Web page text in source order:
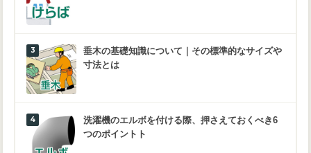
垂木の基礎知識について｜その標準的なサイズや
寸法とは
洗濯機のエルボを付ける際、押さえておくべき6
つのポイントト